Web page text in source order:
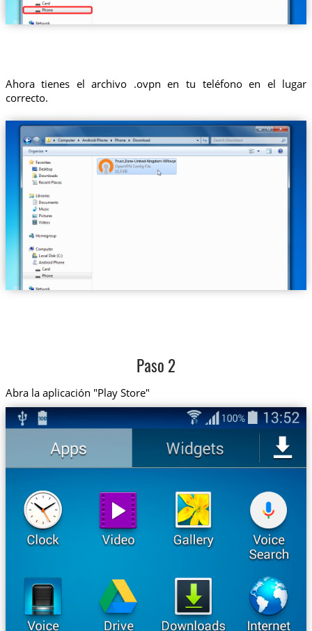
Ahora tienes el archivo .ovpn en tu teléfono en el lugar
correcto.
Trust.Zone-United-Kingdom-VIP.ovpn
Paso 2
Abra la aplicación "Play Store"